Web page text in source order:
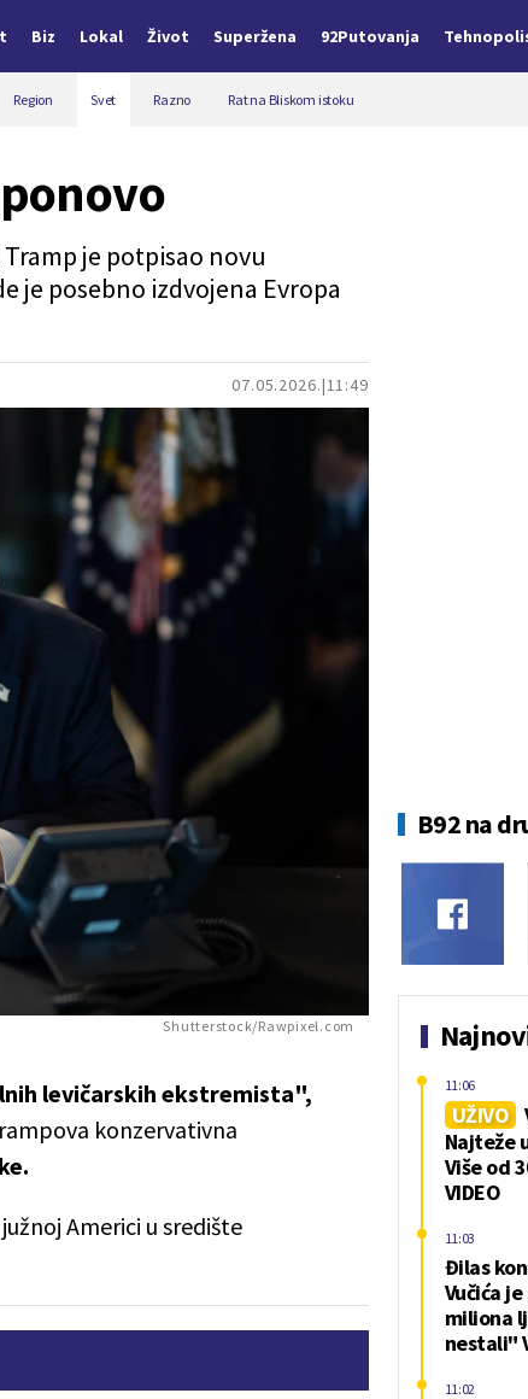
Biz Lokal Život Superžena 92Putovanja
Region Svet Razno Rat na Bliskom istoku
07.05.2026. 11:49
je potpisao novu
je posebno izdvojena Evropa
Shutterstock/Rawpixel.com
levičarskih ekstremista",
konzervativna
Americi u središte
B92 na
UŽIVO
Najteže
Više od
VIDEO
11:06
Đilas
Vučića
miliona
nestali"
11:03
11:02